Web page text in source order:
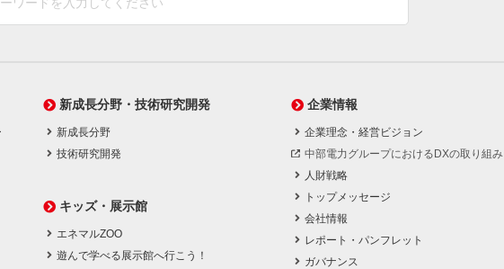
新成長分野・技術研究開発
新成長分野
技術研究開発
キッズ・展示館
エネマルZOO
遊んで学べる展示館へ行こう！
企業情報
企業理念・経営ビジョン
中部電力グループにおけるDXの取り組み
人財戦略
トップメッセージ
会社情報
レポート・パンフレット
ガバナンス